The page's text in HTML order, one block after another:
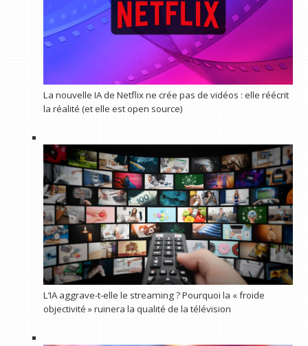
La nouvelle IA de Netflix ne crée pas de vidéos : elle réécrit
la réalité (et elle est open source)
L’IA aggrave-t-elle le streaming ? Pourquoi la « froide
objectivité » ruinera la qualité de la télévision